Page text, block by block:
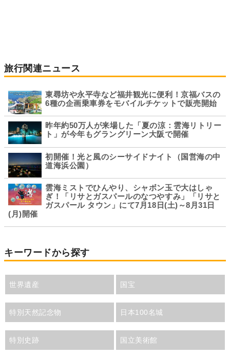
旅行関連ニュース
東尋坊や永平寺など福井観光に便利！京福バスの
6種の企画乗車券をモバイルチケットで販売開始
昨年約50万人が来場した「夏の涼：雲海リトリー
ト」が今年もグラングリーン大阪で開催
初開催！光と風のシーサイドナイト（国営海の中
道海浜公園）
雲海ミストでひんやり、シャボン玉で大はしゃ
ぎ！「リサとガスパールのなつやすみ」「リサと
ガスパール タウン」にて7月18日(土)～8月31日
(月)開催
キーワードから探す
世界遺産 国宝
特別天然記念物 日本100名城
特別史跡 国立美術館